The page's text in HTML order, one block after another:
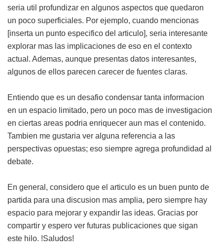
seria util profundizar en algunos aspectos que quedaron
un poco superficiales. Por ejemplo, cuando mencionas
[inserta un punto especifico del articulo], seria interesante
explorar mas las implicaciones de eso en el contexto
actual. Ademas, aunque presentas datos interesantes,
algunos de ellos parecen carecer de fuentes claras.
Entiendo que es un desafio condensar tanta informacion
en un espacio limitado, pero un poco mas de investigacion
en ciertas areas podria enriquecer aun mas el contenido.
Tambien me gustaria ver alguna referencia a las
perspectivas opuestas; eso siempre agrega profundidad al
debate.
En general, considero que el articulo es un buen punto de
partida para una discusion mas amplia, pero siempre hay
espacio para mejorar y expandir las ideas. Gracias por
compartir y espero ver futuras publicaciones que sigan
este hilo. !Saludos!